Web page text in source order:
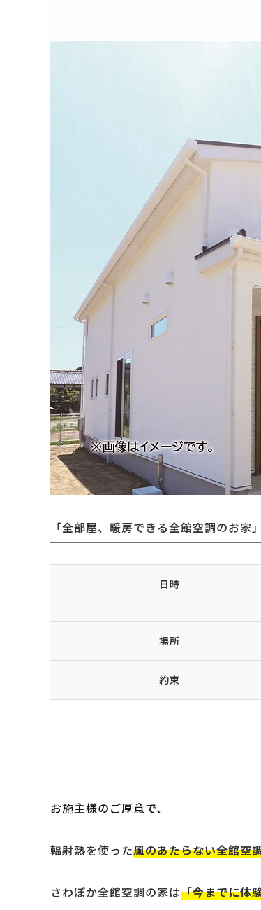
「全部屋、暖房できる全館空調のお家」
日時
場所
約束
お施主様のご厚意で、
輻射熱を使った風のあたらない全館空
さわぽか全館空調の家は「今までに体